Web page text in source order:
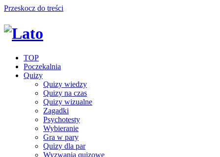
Przeskocz do treści
TOP
Poczekalnia
Quizy
Quizy wiedzy
Quizy na czas
Quizy wizualne
Zagadki
Psychotesty
Wybieranie
Gra w pary
Quizy dla par
Wyzwania quizowe